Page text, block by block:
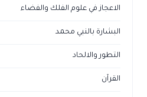
الاعجاز في علوم الفلك والفضاء
البشارة بالنبي محمد
التطور والالحاد
القرآن